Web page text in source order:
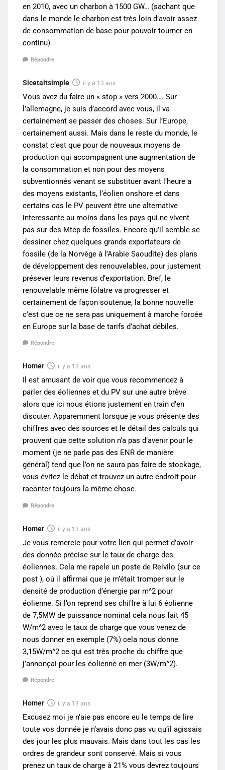
en 2010, avec un charbon à 1500 GW… (sachant que
dans le monde le charbon est très loin d’avoir assez
de consommation de base pour pouvoir tourner en
continu)
Répondre
Sicetaitsimple il y a 13 ans
Vous avez du faire un « stop » vers 2000…. Sur
l’allemagne, je suis d’accord avec vous, il va
certainement se passer des choses. Sur l’Europe,
certainement aussi. Mais dans le reste du monde, le
constat c’est que pour de nouveaux moyens de
production qui accompagnent une augmentation de
la consommation et non pour des moyens
subventionnés venant se substituer avant l’heure a
des moyens existants, l’éolien onshore et dans
certains cas le PV peuvent être une alternative
interessante au moins dans les pays qui ne vivent
pas sur des Mtep de fossiles. Encore qu’il semble se
dessiner chez quelques grands exportateurs de
fossile (de la Norvège à l’Arabie Saoudite) des plans
de développement des renouvelables, pour justement
présever leurs revenus d’exportation. Bref, le
renouvelable même fôlatre va progresser et
certainement de façon soutenue, la bonne nouvelle
c’est que ce ne sera pas uniquement à marche forcée
en Europe sur la base de tarifs d’achat débiles.
Répondre
Homer il y a 13 ans
Il est amusant de voir que vous recommencez à
parler des éoliennes et du PV sur une autre brève
alors que ici nous étions justement en train d’en
discuter. Apparemment lorsque je vous présente des
chiffres avec des sources et le détail des calculs qui
prouvent que cette solution n’a pas d’avenir pour le
moment (je ne parle pas des ENR de manière
général) tend que l’on ne saura pas faire de stockage,
vous évitez le débat et trouvez un autre endroit pour
raconter toujours la même chose.
Répondre
Homer il y a 13 ans
Je vous remercie pour votre lien qui permet d’avoir
des donnée précise sur le taux de charge des
éoliennes. Cela me rapele un poste de Reivilo (sur ce
post ), où il affirmai que je m’était tromper sur le
densité de production d’énergie par m^2 pour
éolienne. Si l’on reprend ses chiffre à lui 6 éolienne
de 7,5MW de puissance nominal cela nous fait 45
W/m^2 avec le taux de charge que vous venez de
nous donner en exemple (7%) cela nous donne
3,15W/m^2 ce qui est très proche du chiffre que
j’annonçai pour les éolienne en mer (3W/m^2).
Répondre
Homer il y a 13 ans
Excusez moi je n’aie pas encore eu le temps de lire
toute vos donnée je n’avais donc pas vu qu’il agissais
des jour les plus mauvais. Mais dans tout les cas les
ordres de grandeur sont conservé. Mais si vous
prenez un taux de charge à 21% vous devrez toujours